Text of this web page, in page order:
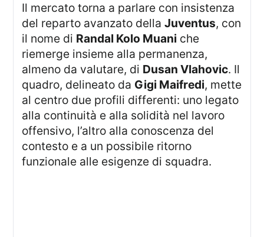
Il mercato torna a parlare con insistenza
del reparto avanzato dellaJuventus, con
il nome di Randal Kolo Muani che
riemerge insieme alla permanenza,
almeno da valutare, di Dusan Vlahovic. Il
quadro, delineato da Gigi Maifredi, mette
al centro due profili differenti: uno legato
alla continuità e alla solidità nel lavoro
offensivo, l’altro alla conoscenza del
contesto e a un possibile ritorno
funzionale alle esigenze di squadra.